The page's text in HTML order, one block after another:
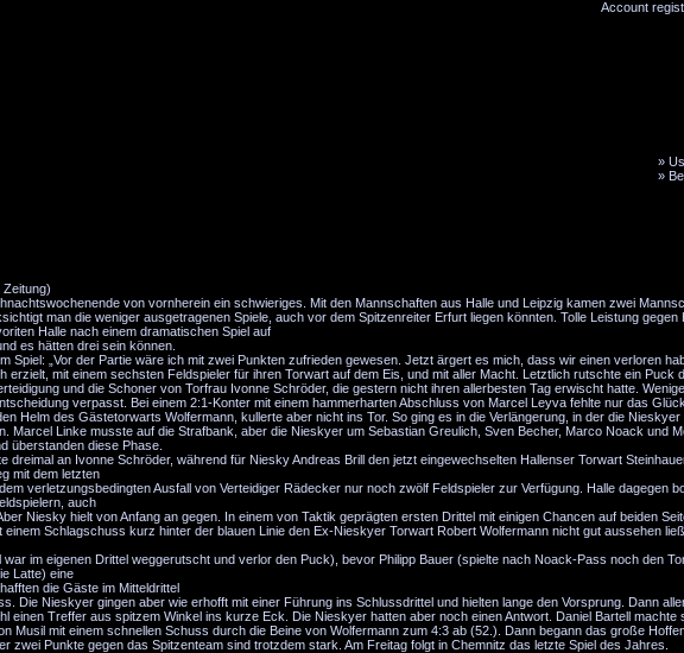
Account
»
»
von vornherein ein schwieriges. Mit den Mannschaften aus Halle und Leipzig kamen zwei
man die weniger ausgetragenen Spiele, auch vor dem Spitzenreiter Erfurt liegen könnten. Tolle Leistung gegen
Halle nach einem dramatischen Spiel auf
es hätten drei sein können.
Spiel: „Vor der Partie wäre ich mit zwei Punkten zufrieden gewesen. Jetzt ärgert es mich, dass wir einen verloren
erzielt, mit einem sechsten Feldspieler für ihren Torwart auf dem Eis, und mit aller Macht. Letztlich rutschte ein Puck
und die Schoner von Torfrau Ivonne Schröder, die gestern nicht ihren allerbesten Tag erwischt hatte.
verpasst. Bei einem 2:1-Konter mit einem hammerharten Abschluss von Marcel Leyva fehlte nur das
Helm des Gästetorwarts Wolfermann, kullerte aber nicht ins Tor. So ging es in die Verlängerung, in der die
Marcel Linke musste auf die Strafbank, aber die Nieskyer um Sebastian Greulich, Sven Becher, Marco Noack und
überstanden diese Phase.
dreimal an Ivonne Schröder, während für Niesky Andreas Brill den jetzt eingewechselten Hallenser Torwart
mit dem letzten
verletzungsbedingten Ausfall von Verteidiger Rädecker nur noch zwölf Feldspieler zur Verfügung. Halle dagegen
auch
Niesky hielt von Anfang an gegen. In einem von Taktik geprägten ersten Drittel mit einigen Chancen auf beiden
Schlagschuss kurz hinter der blauen Linie den Ex-Nieskyer Torwart Robert Wolfermann nicht gut aussehen
im eigenen Drittel weggerutscht und verlor den Puck), bevor Philipp Bauer (spielte nach Noack-Pass noch den
Latte) eine
die Gäste im Mitteldrittel
Die Nieskyer gingen aber wie erhofft mit einer Führung ins Schlussdrittel und hielten lange den Vorsprung. Dann
einen Treffer aus spitzem Winkel ins kurze Eck. Die Nieskyer hatten aber noch einen Antwort. Daniel Bartell machte
Musil mit einem schnellen Schuss durch die Beine von Wolfermann zum 4:3 ab (52.). Dann begann das große
zwei Punkte gegen das Spitzenteam sind trotzdem stark. Am Freitag folgt in Chemnitz das letzte Spiel des Jahres.